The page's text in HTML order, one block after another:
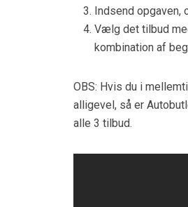
Indsend opgaven,
Vælg det tilbud
kombination af
OBS: Hvis du i
alligevel, så er
alle 3 tilbud.